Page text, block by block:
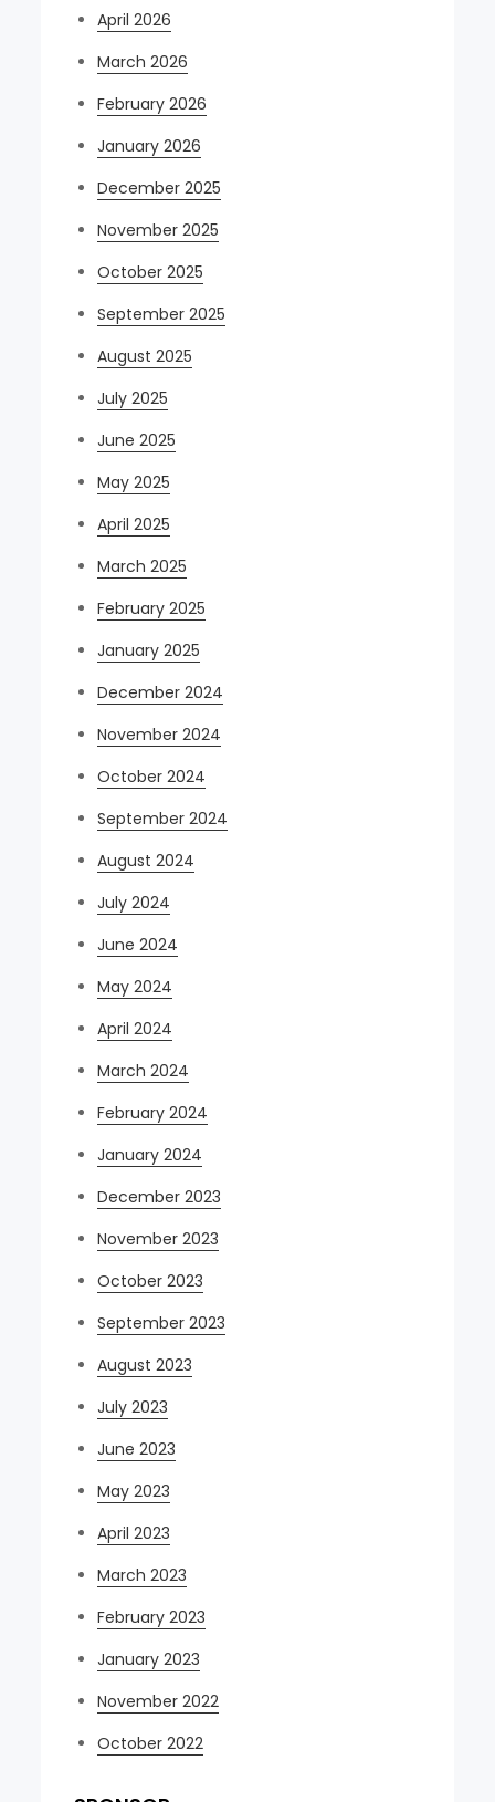
April 2026
March 2026
February 2026
January 2026
December 2025
November 2025
October 2025
September 2025
August 2025
July 2025
June 2025
May 2025
April 2025
March 2025
February 2025
January 2025
December 2024
November 2024
October 2024
September 2024
August 2024
July 2024
June 2024
May 2024
April 2024
March 2024
February 2024
January 2024
December 2023
November 2023
October 2023
September 2023
August 2023
July 2023
June 2023
May 2023
April 2023
March 2023
February 2023
January 2023
November 2022
October 2022